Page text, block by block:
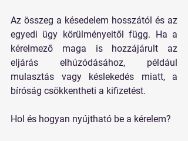
Az összeg a késedelem hosszától és az
egyedi ügy körülményeitől függ. Ha a
kérelmező maga is hozzájárult az
eljárás elhúzódásához, például
mulasztás vagy késlekedés miatt, a
bíróság csökkentheti a kifizetést.
Hol és hogyan nyújtható be a kérelem?